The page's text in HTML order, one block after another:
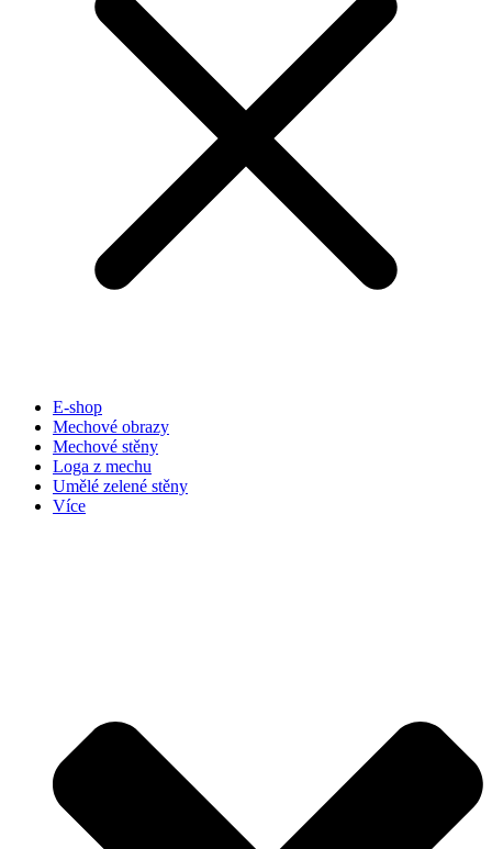
E-shop
Mechové obrazy
Mechové stěny
Loga z mechu
Umělé zelené stěny
Více